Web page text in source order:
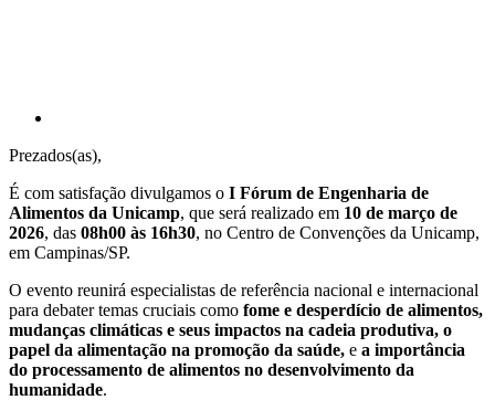
Prezados(as),
É com satisfação divulgamos o I Fórum de Engenharia de
Alimentos da Unicamp, que será realizado em 10 de março de
2026, das 08h00 às 16h30, no Centro de Convenções da Unicamp,
em Campinas/SP.
O evento reunirá especialistas de referência nacional e internacional
para debater temas cruciais como fome e desperdício de alimentos,
mudanças climáticas e seus impactos na cadeia produtiva, o
papel da alimentação na promoção da saúde, e a importância
do processamento de alimentos no desenvolvimento da
humanidade.